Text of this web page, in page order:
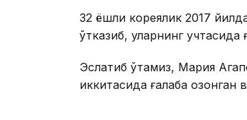
32 ёшли кореялик 2017
ўтказиб, уларнинг учтасида
Эслатиб ўтамиз, Мария
иккитасида ғалаба қозонган